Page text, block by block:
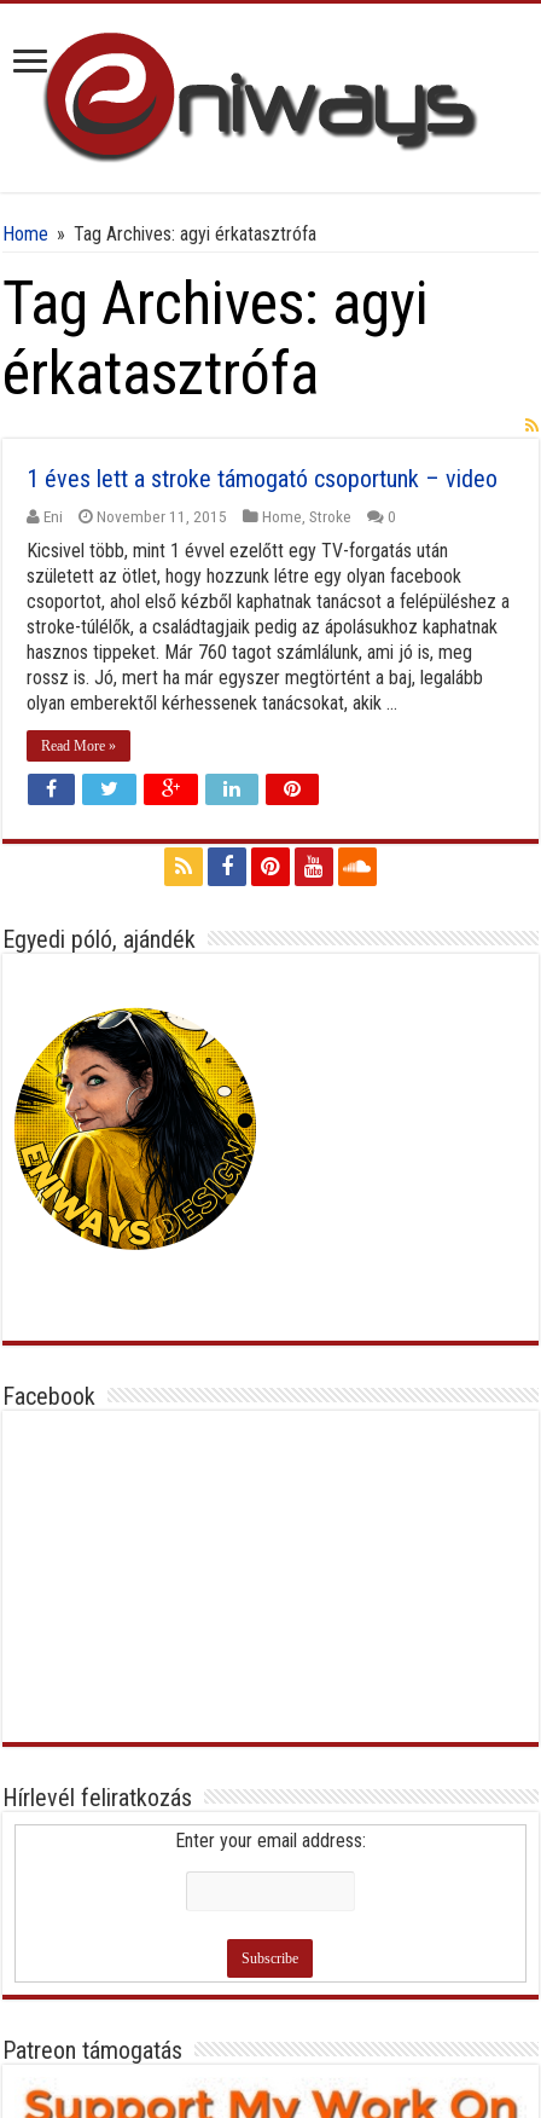
Home » Tag Archives: agyi érkatasztrófa
Tag Archives: agyi
érkatasztrófa
1 éves lett a stroke támogató csoportunk – video
Eni November 11, 2015 Home ,Stroke 0
Kicsivel több, mint 1 évvel ezelőtt egy TV-forgatás után
született az ötlet, hogy hozzunk létre egy olyan facebook
csoportot, ahol első kézből kaphatnak tanácsot a felépüléshez a
stroke-túlélők, a családtagjaik pedig az ápolásukhoz kaphatnak
hasznos tippeket. Már 760 tagot számlálunk, ami jó is, meg
rossz is. Jó, mert ha már egyszer megtörtént a baj, legalább
olyan emberektől kérhessenek tanácsokat, akik ...
Read More »
Egyedi póló, ajándék
Facebook
Hírlevél feliratkozás
Enter your email address:
Patreon támogatás